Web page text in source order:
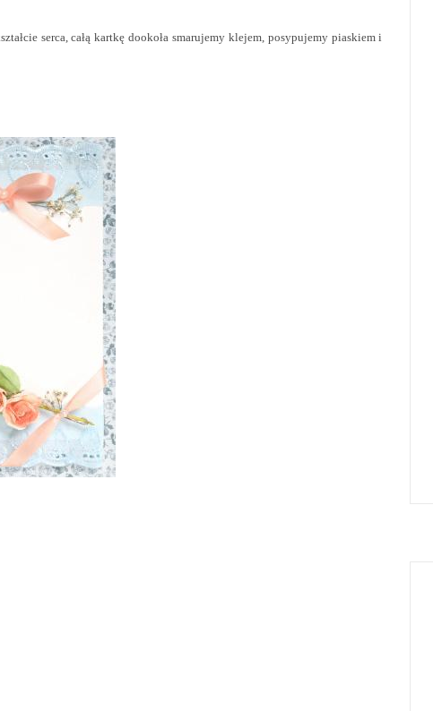
serca, całą kartkę dookoła smarujemy klejem, posypujemy piaskiem i